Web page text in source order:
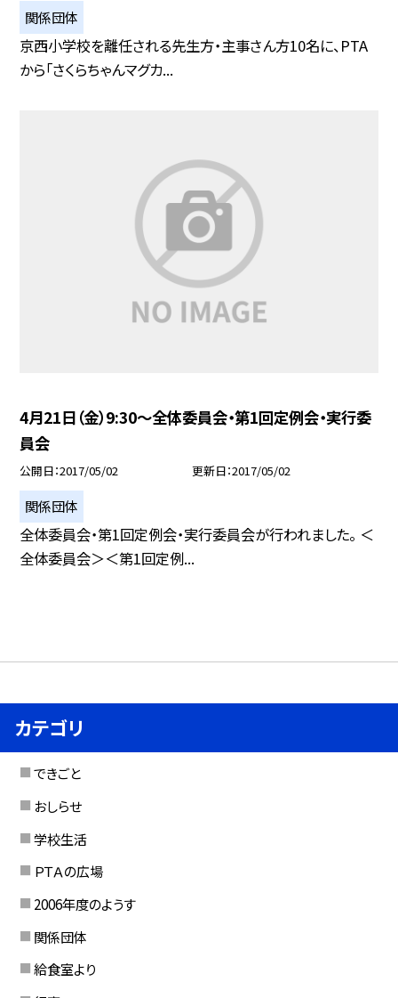
関係団体
京西小学校を離任される先生方・主事さん方10名に、PTA
から「さくらちゃんマグカ...
4月21日（金）9:30〜全体委員会・第1回定例会・実行委
員会
公開日 2017/05/02 更新日 2017/05/02
関係団体
全体委員会・第1回定例会・実行委員会が行われました。 ＜
全体委員会＞＜第1回定例...
カテゴリ
できごと
おしらせ
学校生活
ＰＴＡの広場
2006年度のようす
関係団体
給食室より